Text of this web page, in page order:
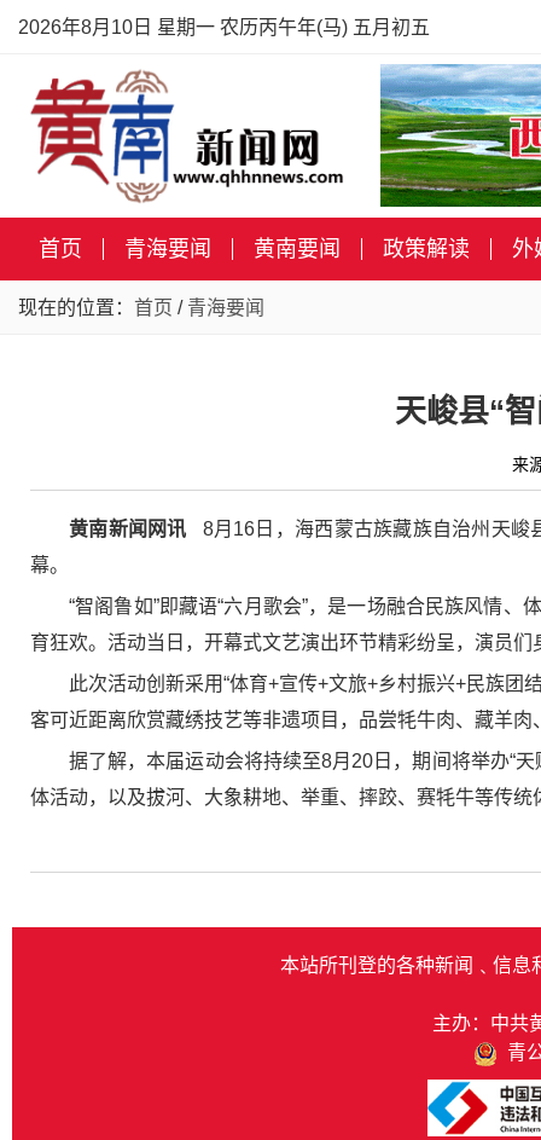
2026年8月10日 星期一 农历丙午年(马) 五月初五
首页 青海要闻 黄南要闻 政策解读 外
现在的位置： 首页 / 青海要闻
天峻县“
来
黄南新闻网讯
8月16日，海西蒙古族藏族自治州天峻
幕。
“智阁鲁如”即藏语“六月歌会”，是一场融合民族风情
育狂欢。活动当日，开幕式文艺演出环节精彩纷呈，演员
此次活动创新采用“体育+宣传+文旅+乡村振兴+民族
客可近距离欣赏藏绣技艺等非遗项目，品尝牦牛肉、藏羊肉
据了解，本届运动会将持续至8月20日，期间将举办“天
体活动，以及拔河、大象耕地、举重、摔跤、赛牦牛等传
本站所刊登的各种新闻﹑信息
主办：中共
青